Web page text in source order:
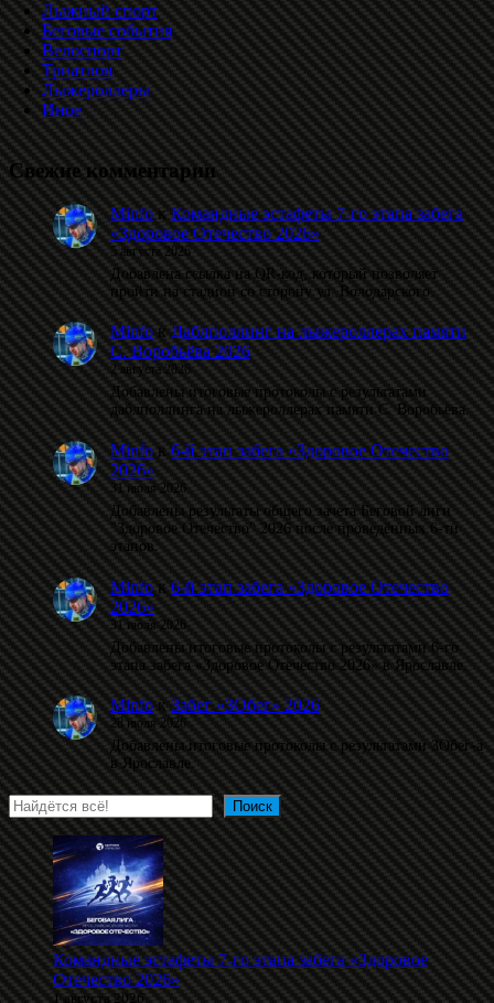
Лыжный спорт
Беговые события
Велоспорт
Триатлон
Лыжероллеры
Иное
Свежие комментарии
MinfoкКомандные эстафеты 7-го этапа забега
«Здоровое Отечество 2026»
5 августа 2026
Добавлена ссылка на QR-код, который позволяет
пройти на стадион со сторону ул. Володарского.
MinfoкДаблполлинг на лыжероллерах памяти
С. Воробьёва 2026
2 августа 2026
Добавлены итоговые протоколы с результатами
даблполлинга на лыжероллерах памяти С. Воробьёва.
Minfoк6-й этап забега «Здоровое Отечество
2026»
31 июля 2026
Добавлены результаты общего зачета Беговой лиги
"Здоровое Отечество" 2026 после проведённых 6-ти
этапов.
Minfoк6-й этап забега «Здоровое Отечество
2026»
31 июля 2026
Добавлены итоговые протоколы с результатами 6-го
этапа забега «Здоровое Отечество 2026» в Ярославле.
MinfoкЗабег «ЗОбег» 2026
28 июля 2026
Добавлены итоговые протоколы с результатами ЗОбег-а
в Ярославле.
Поиск Поиск
Командные эстафеты 7-го этапа забега «Здоровое
Отечество 2026»
1 августа 2026